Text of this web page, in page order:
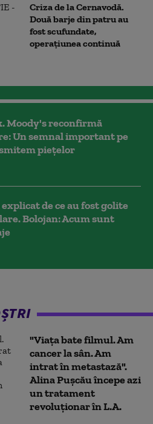
Criza de la Cernavodă.
Două barje din patru au
fost scufundate,
operațiunea continuă
Moody's reconfirmă
Un semnal important pe
piețelor
de ce au fost golite
Bolojan: Acum sunt
"Viața bate filmul. Am
cancer la sân. Am
intrat în metastază".
Alina Pușcău începe azi
un tratament
revoluționar în L.A.